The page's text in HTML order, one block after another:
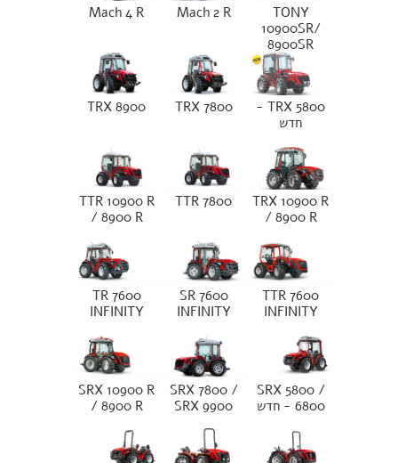
TONY
10900SR/
8900SR
Mach 2 R
Mach 4 R
TRX 5800 -
חדש
TRX 7800
TRX 8900
TRX 10900 R
/ 8900 R
TTR 7800
TTR 10900 R
/ 8900 R
TTR 7600
INFINITY
SR 7600
INFINITY
TR 7600
INFINITY
SRX 5800 /
6800 - חדש
SRX 7800 /
SRX 9900
SRX 10900 R
/ 8900 R